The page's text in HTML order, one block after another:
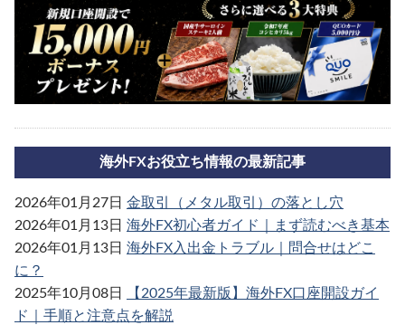
海外FXお役立ち情報の最新記事
2026年01月27日 金取引（メタル取引）の落とし穴
2026年01月13日 海外FX初心者ガイド｜まず読むべき基本
2026年01月13日 海外FX入出金トラブル｜問合せはどこ
に？
2025年10月08日
【2025年最新版】海外FX口座開設ガイ
ド｜手順と注意点を解説